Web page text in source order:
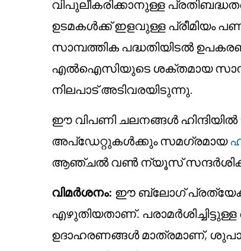
വിപുലീകരിക്കാനുള്ള
ഉടമകൾക്ക് ഇളവുള്ള പ്രീമിയം
സാമ്പത്തിക പദ്ധതിയിടൽ
എൽഐസിയുടെ ശക്തമായ
നിലപാട് അടിവരയിടുന്നു.
ഈ വിപണി ചലനങ്ങൾ
അപ്ഡേറ്റുകൾക്കും സമഗ്രമായ
ആഞ്ചൽ വൺ ന്യൂസ്
വിമർശനം: ഈ ബ്ലോഗ്
എഴുതിയതാണ്.
ഉദാഹരണങ്ങൾ മാത്രമാണ്,